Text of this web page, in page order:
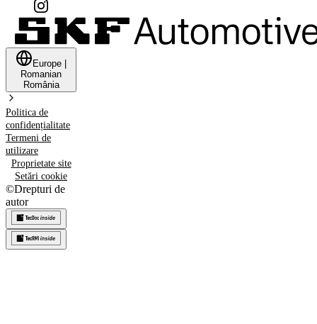
Europe
Romanian
România
Politica de
confidențialitate
Termeni de
utilizare
Proprietate site
Setări cookie
©Drepturi de
autor